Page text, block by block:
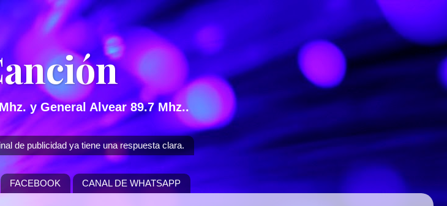
y General Alvear 89.7 Mhz..
de publicidad ya tiene una respuesta clara.
FACEBOOK CANAL DE WHATSAPP